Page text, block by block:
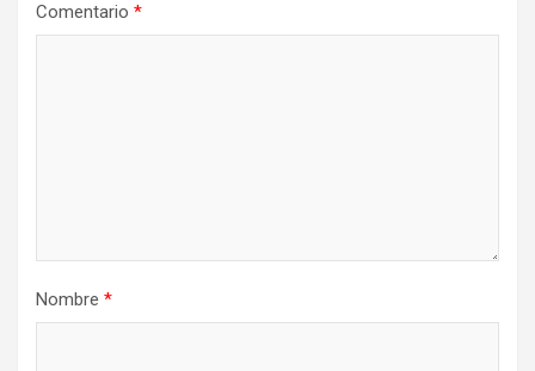
Comentario *
Nombre *